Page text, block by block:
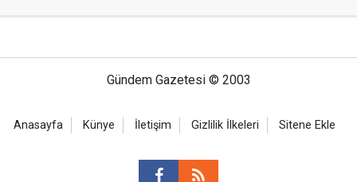
Gündem Gazetesi © 2003
Anasayfa Künye İletişim Gizlilik İlkeleri Sitene Ekle